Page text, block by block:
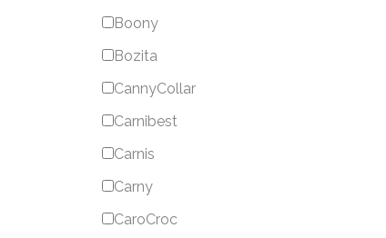
Boony
Bozita
CannyCollar
Carnibest
Carnis
Carny
CaroCroc